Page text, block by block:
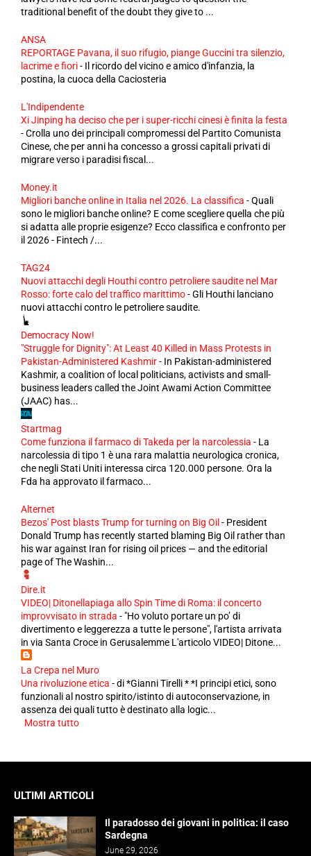
traditional benefit of the doubt they give to ...
ANSA
REPORTAGE Pavana, il suo rifugio, piange Guccini tra silenzio,
lacrime e fiori- Il ricordo del vicino e amico d'infanzia, la
postina, la cuoca della Caciosteria
L'Indipendente
Xi Jinping ha deciso che per i super-ricchi cinesi è finita la festa
-Crolla uno dei principali compromessi del Partito Comunista
Cinese, che per anni ha concesso a grossi capitali privati di
migrare verso i paradisi fiscal...
Money.it
Migliori banche online in Italia nel 2026. La classifica -Quali
sono le migliori banche online? E come scegliere quella che più
si adatta alle proprie esigenze? Ecco classifica e confronto per
il 2026 - Fintech /...
TAG24
Nuovi attacchi degli Houthi contro petroliere saudite nel Mar
Rosso: forte calo del traffico marittimo-Gli Houthi lanciano
nuovi attacchi contro le petroliere saudite.
Democracy Now!
"Struggle for Dignity": At Least 40 Killed in Mass Protests in
Pakistan-Administered Kashmir- In Pakistan-administered
Kashmir, a coalition of local politicians, activists and small-
business leaders called the Joint Awami Action Committee
(JAAC) has...
Startmag
Come funziona il farmaco di Takeda per la narcolessia - La
narcolessia di tipo 1 è una rara malattia neurologica cronica,
che negli Stati Uniti interessa circa 120.000 persone. Ora la
Fda ha approvato il farmaco...
Alternet
Bezos' Post blasts Trump for turning on Big Oil - President
Donald Trump has recently started blaming Big Oil rather than
his war against Iran for rising oil prices — and the editorial
page of The Washin...
Dire.it
VIDEO| Ditonellapiaga allo Spin Time di Roma: il concerto
improvvisato in strada - "Ho voluto portare un po’ di
divertimento e leggerezza a tutte le persone", l'artista arrivata
in via Santa Croce in Gerusalemme L'articolo VIDEO| Ditone...
La Crepa nel Muro
Una rivoluzione etica -di *Gianni Tirelli * *I principi etici, sono
funzionali al nostro spirito/istinto di autoconservazione, in
assenza dei quali tutto è destinato alla logic...
Mostra tutto
ULTIMI ARTICOLI
Il paradosso dei giovani in politica: il caso
Sardegna
June 29, 2026